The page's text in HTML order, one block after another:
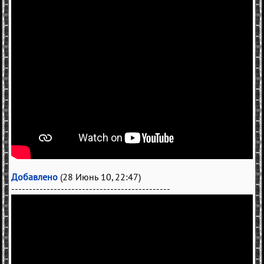
Добавлено (28 Июнь 10, 22:47)
---------------------------------------------